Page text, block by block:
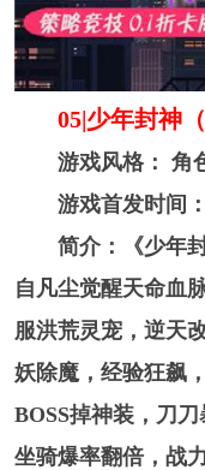
05|少年封神
游戏风格： 角
游戏首发时间
简介：《少年
自凡尘觉醒天命血
服洪荒灵宠，逆天
妖除魔，经验狂飙
BOSS掉神装，刀
坐骑爆率翻倍，战